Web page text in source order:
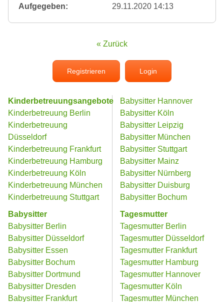
Aufgegeben:
29.11.2020 14:13
« Zurück
Registrieren Login
Kinderbetreuungsangebote
Kinderbetreuung Berlin
Kinderbetreuung
Düsseldorf
Kinderbetreuung Frankfurt
Kinderbetreuung Hamburg
Kinderbetreuung Köln
Kinderbetreuung München
Kinderbetreuung Stuttgart
Babysitter
Babysitter Berlin
Babysitter Düsseldorf
Babysitter Essen
Babysitter Bochum
Babysitter Dortmund
Babysitter Dresden
Babysitter Frankfurt
Babysitter Hannover
Babysitter Köln
Babysitter Leipzig
Babysitter München
Babysitter Stuttgart
Babysitter Mainz
Babysitter Nürnberg
Babysitter Duisburg
Babysitter Bochum
Tagesmutter
Tagesmutter Berlin
Tagesmutter Düsseldorf
Tagesmutter Frankfurt
Tagesmutter Hamburg
Tagesmutter Hannover
Tagesmutter Köln
Tagesmutter München